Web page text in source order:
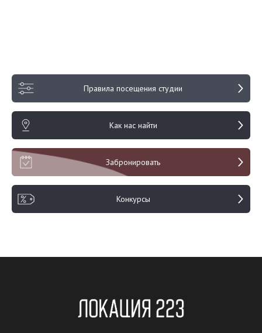
Правила посещения студии
Как нас найти
Забронировать
Конкурсы